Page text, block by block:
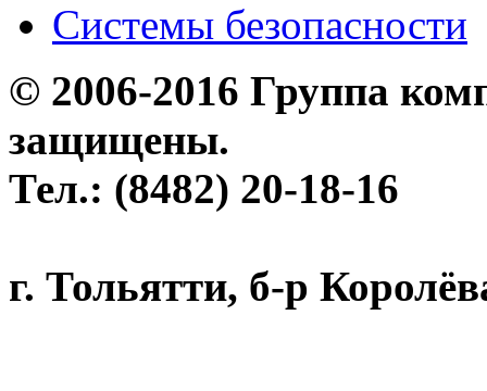
Системы безопасности
© 2006-2016 Группа
защищены.
Тел.: (8482) 20-18-16
г. Тольятти, б-р